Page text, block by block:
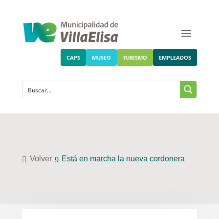
CAPS MUSEO TURISMO EMPLEADOS
Volver Está en marcha la nueva cordonera